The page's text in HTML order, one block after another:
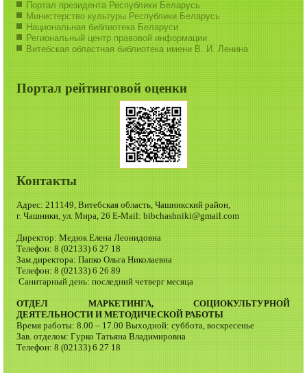
Портал президента Республики Беларусь
Министерство культуры Республики Беларусь
Национальная библиотека Беларуси
Региональный центр правовой информации
Витебская областная библиотека имени В. И. Ленина
Портал рейтинговой оценки
Контакты
Адрес: 211149, Витебская область, Чашникский район,
г. Чашники, ул. Мира, 26 E-Mail: bibchashniki@gmail.com
Директор: Медюк Елена Леонидовна
Телефон: 8 (02133) 6 27 18
Зам.директора: Папко Ольга Николаевна
Телефон: 8 (02133) 6 26 89
Санитарный день: последний четверг месяца
ОТДЕЛ МАРКЕТИНГА, СОЦИОКУЛЬТУРНОЙ
ДЕЯТЕЛЬНОСТИ И МЕТОДИЧЕСКОЙ РАБОТЫ
Время работы: 8.00 – 17.00 Выходной: суббота, воскресенье
Зав. отделом: Гурко Татьяна Владимировна
Телефон: 8 (02133) 6 27 18